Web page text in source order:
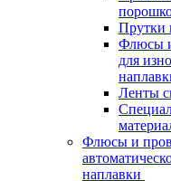
Прутки
Флюсы
для
Ленты
Флюсы и
наплавки